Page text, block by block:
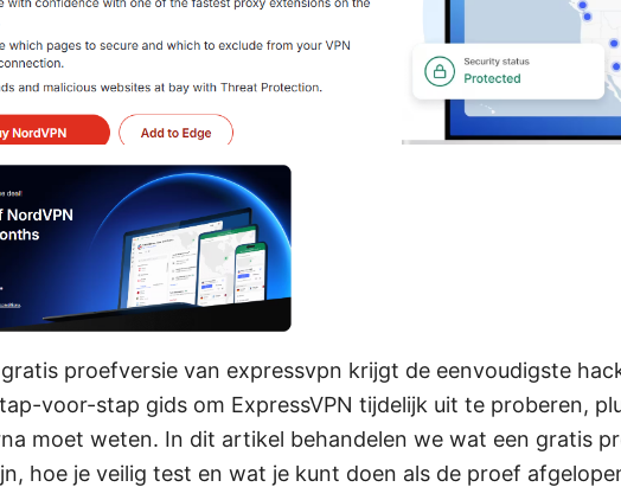
proefversie van expressvpn krijgt de eenvoudigste
voor-stap gids om ExpressVPN tijdelijk uit te proberen,
moet weten. In dit artikel behandelen we wat een gratis
hoe je veilig test en wat je kunt doen als de proef